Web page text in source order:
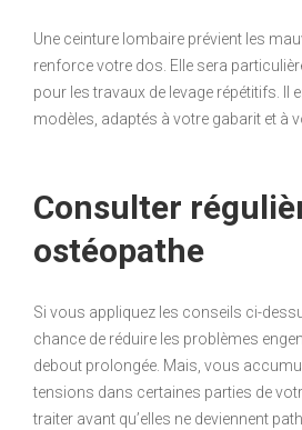
Une ceinture lombaire prévient les
renforce votre dos. Elle sera
pour les travaux de levage répétitifs. Il
modèles, adaptés à votre gabarit et à
Consulter
ostéopathe
Si vous appliquez les conseils ci-
chance de réduire les problèmes
debout prolongée. Mais, vous
tensions dans certaines parties de
traiter avant qu’elles ne deviennent